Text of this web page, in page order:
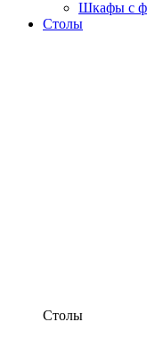
Шкафы с
Столы
Столы